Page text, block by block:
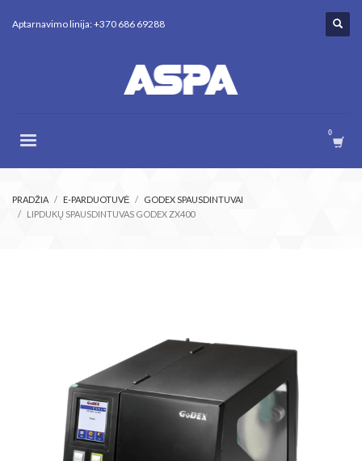
Aptarnavimo linija: +370 686 69288
PRADŽIA E-PARDUOTUVĖ
GODEX SPAUSDINTUVAI
LIPDUKŲ SPAUSDINTUVAS GODEX ZX400